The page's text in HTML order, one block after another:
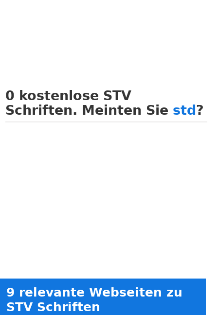
0 kostenlose STV
Schriften. Meinten Sie std ?
9 relevante Webseiten zu
STV Schriften